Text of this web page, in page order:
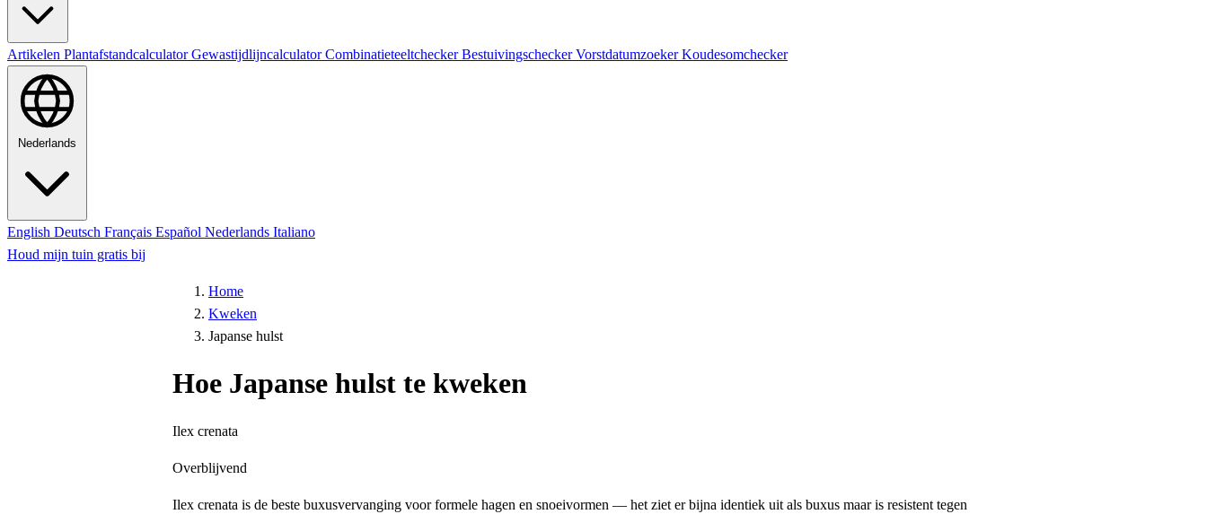
Artikelen PlantafstandcalculatorGewastijdlijncalculatorCombinatieteeltcheckerBestuivingscheckerVorstdatumzoekerKoudesomchecker
Nederlands
English Deutsch Français Español Nederlands Italiano
Houd mijn tuin gratis bij
Home
Kweken
Japanse hulst
Hoe Japanse hulst te kweken
Ilex crenata
Overblijvend
Ilex crenata is de beste buxusvervanging voor formele hagen en snoeivormen — het ziet er bijna identiek uit als buxus maar is resistent tegen